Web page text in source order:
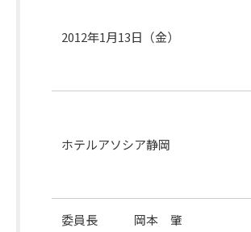
2012年1月13日（金）
ホテルアソシア静岡
委員長 岡本 肇